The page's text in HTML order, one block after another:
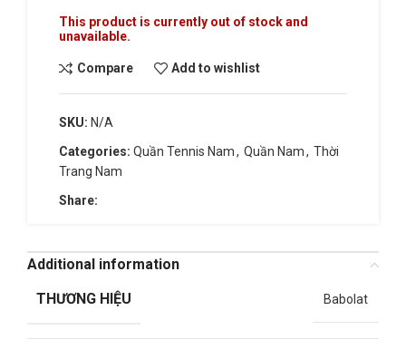
This product is currently out of stock and
unavailable.
Compare Add to wishlist
SKU: N/A
Categories: Quần Tennis Nam, Quần Nam, Thời
Trang Nam
Share:
Additional information
THƯƠNG HIỆU
Babolat